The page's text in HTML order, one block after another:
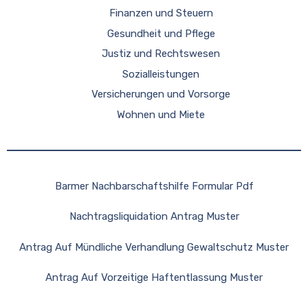
Finanzen und Steuern
Gesundheit und Pflege
Justiz und Rechtswesen
Sozialleistungen
Versicherungen und Vorsorge
Wohnen und Miete
Barmer Nachbarschaftshilfe Formular Pdf
Nachtragsliquidation Antrag Muster
Antrag Auf Mündliche Verhandlung Gewaltschutz Muster
Antrag Auf Vorzeitige Haftentlassung Muster